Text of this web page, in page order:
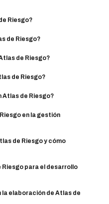
Riesgo?
de Riesgo?
de Riesgo?
de Riesgo?
Atlas de Riesgo?
en la gestión
de Riesgo y cómo
Riesgo para el desarrollo
elaboración de Atlas de